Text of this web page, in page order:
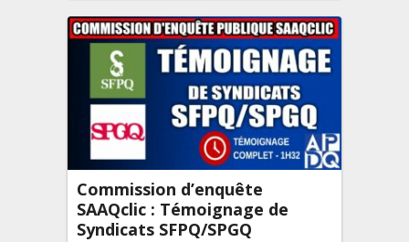
Commission d’enquête
SAAQclic : Témoignage de
Syndicats SFPQ/SPGQ